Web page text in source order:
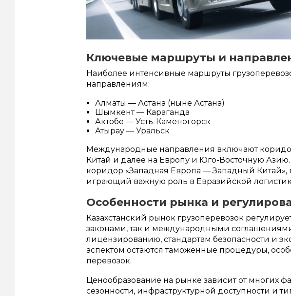
Ключевые маршруты и
Наиболее интенсивные маршруты
направлениям:
Алматы — Астана (ныне Астана)
Шымкент — Караганда
Актобе — Усть-Каменогорск
Атырау — Уральск
Международные направления включают
Китай и далее на Европу и Юго-Восточную
коридор «Западная Европа — Западный Китай»,
играющий важную роль в Евразийской
Особенности рынка и
Казахстанский рынок грузоперевозок
законами, так и международными
лицензированию, стандартам безопасности и
аспектом остаются таможенные процедуры,
перевозок.
Ценообразование на рынке зависит от многих
сезонности, инфраструктурной доступности и